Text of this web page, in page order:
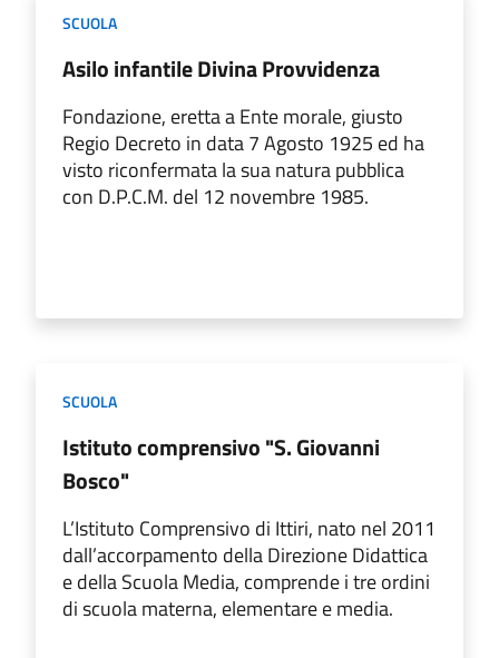
SCUOLA
Asilo infantile Divina Provvidenza
Fondazione, eretta a Ente morale, giusto
Regio Decreto in data 7 Agosto 1925 ed ha
visto riconfermata la sua natura pubblica
con D.P.C.M. del 12 novembre 1985.
SCUOLA
Istituto comprensivo "S. Giovanni
Bosco"
L’Istituto Comprensivo di Ittiri, nato nel 2011
dall’accorpamento della Direzione Didattica
e della Scuola Media, comprende i tre ordini
di scuola materna, elementare e media.